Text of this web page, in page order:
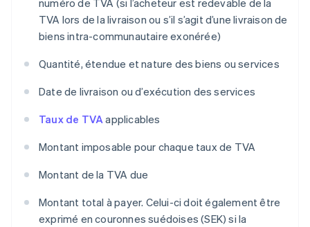
numéro de TVA (si l’acheteur est redevable de la
TVA lors de la livraison ou s’il s’agit d’une livraison de
biens intra-communautaire exonérée)
Quantité, étendue et nature des biens ou services
Date de livraison ou d’exécution des services
Taux de TVAapplicables
Montant imposable pour chaque taux de TVA
Montant de la TVA due
Montant total à payer. Celui-ci doit également être
exprimé en couronnes suédoises (SEK) si la